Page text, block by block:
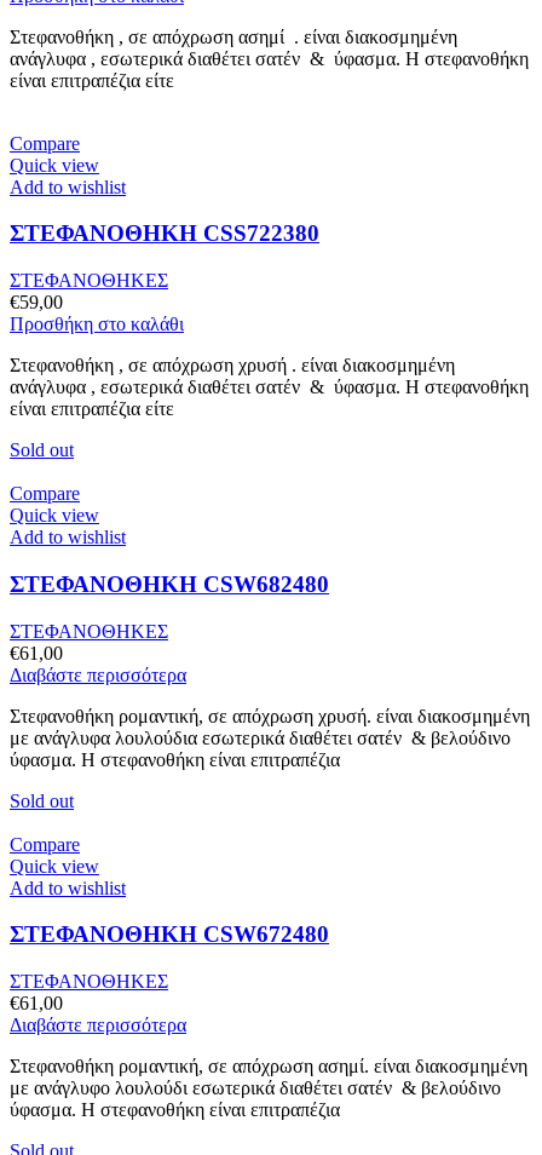
Στεφανοθήκη , σε απόχρωση ασημί . είναι διακοσμημένη
ανάγλυφα , εσωτερικά διαθέτει σατέν & ύφασμα. Η στεφανοθήκη
είναι επιτραπέζια είτε
Compare
Quick view
Add to wishlist
ΣΤΕΦΑΝΟΘΗΚΗ CSS722380
ΣΤΕΦΑΝΟΘΗΚΕΣ
€59,00
Προσθήκη στο καλάθι
Στεφανοθήκη , σε απόχρωση χρυσή . είναι διακοσμημένη
ανάγλυφα , εσωτερικά διαθέτει σατέν & ύφασμα. Η στεφανοθήκη
είναι επιτραπέζια είτε
Sold out
Compare
Quick view
Add to wishlist
ΣΤΕΦΑΝΟΘΗΚΗ CSW682480
ΣΤΕΦΑΝΟΘΗΚΕΣ
€61,00
Διαβάστε περισσότερα
Στεφανοθήκη ρομαντική, σε απόχρωση χρυσή. είναι διακοσμημένη
με ανάγλυφα λουλούδια εσωτερικά διαθέτει σατέν & βελούδινο
ύφασμα. Η στεφανοθήκη είναι επιτραπέζια
Sold out
Compare
Quick view
Add to wishlist
ΣΤΕΦΑΝΟΘΗΚΗ CSW672480
ΣΤΕΦΑΝΟΘΗΚΕΣ
€61,00
Διαβάστε περισσότερα
Στεφανοθήκη ρομαντική, σε απόχρωση ασημί. είναι διακοσμημένη
με ανάγλυφo λουλούδι εσωτερικά διαθέτει σατέν & βελούδινο
ύφασμα. Η στεφανοθήκη είναι επιτραπέζια
Sold out